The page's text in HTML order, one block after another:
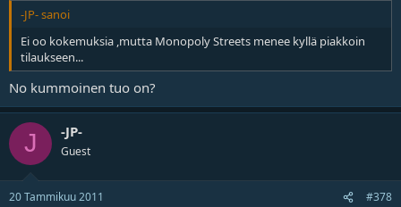
-JP- sanoi
Ei oo kokemuksia ,mutta Monopoly Streets menee kyllä piakkoin
tilaukseen...
No kummoinen tuo on?
J -JP-
Guest
20 Tammikuu 2011 #378